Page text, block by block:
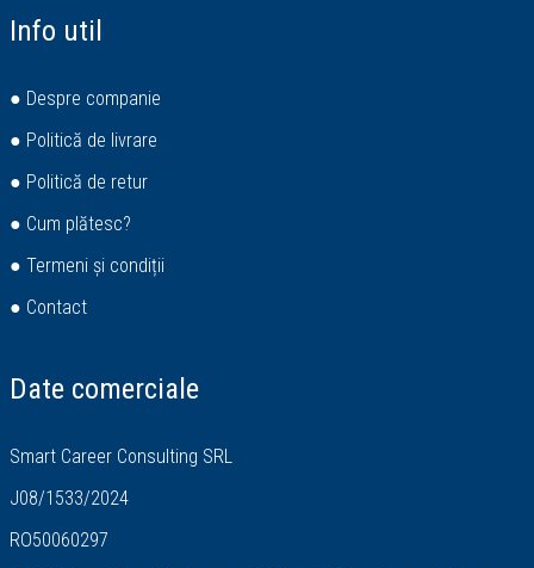
Info util
● Despre companie
● Politică de livrare
● Politică de retur
● Cum plătesc?
● Termeni și condiții
● Contact
Date comerciale
Smart Career Consulting SRL
J08/1533/2024
RO50060297